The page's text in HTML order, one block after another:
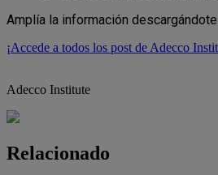
Amplía la información
¡Accede a todos los post de Adecco
Adecco Institute
Relacionado